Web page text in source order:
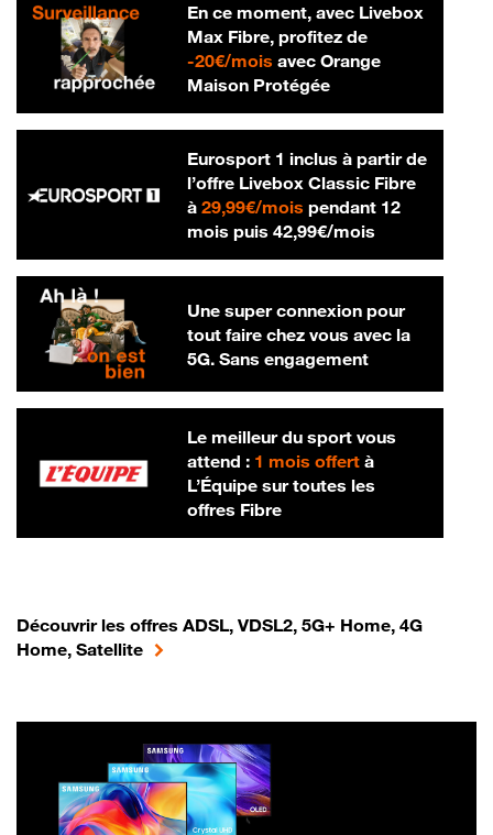
En ce moment, avec Livebox
Max Fibre, profitez de
-20€/mois20 € par mois
avec Orange
Maison Protégée
Eurosport 1 inclus à partir de
l’offre Livebox Classic Fibre
à 29,99€/mois29,99 € par mois
pendant 12
mois puis 42,99€/mois42,99 € par
Une super connexion pour
tout faire chez vous avec la
5G. Sans engagement
Le meilleur du sport vous
attend : 1 mois offertà
L’Équipe sur toutes les
offres Fibre
Découvrir les offres ADSL, VDSL2, 5G+ Home, 4G
Home, Satellite